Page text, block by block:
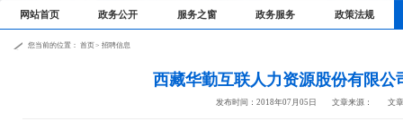
网站首页 政务公开 服务之窗 政务服务 政策法规
您当前的位置： 首页> 招聘信息
西藏华勤互联人力资源股份有限公
发布时间：2018年07月05日 文章来源： 文